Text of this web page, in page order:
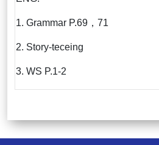
1. Grammar P.69，71
2. Story-teceing
3. WS P.1-2